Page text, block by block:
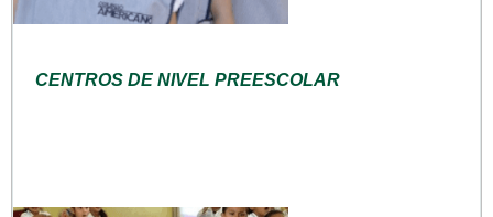
CENTROS DE NIVEL PREESCOLAR